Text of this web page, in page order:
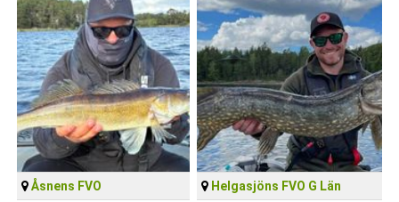
Åsnens FVO
Helgasjöns FVO G Län